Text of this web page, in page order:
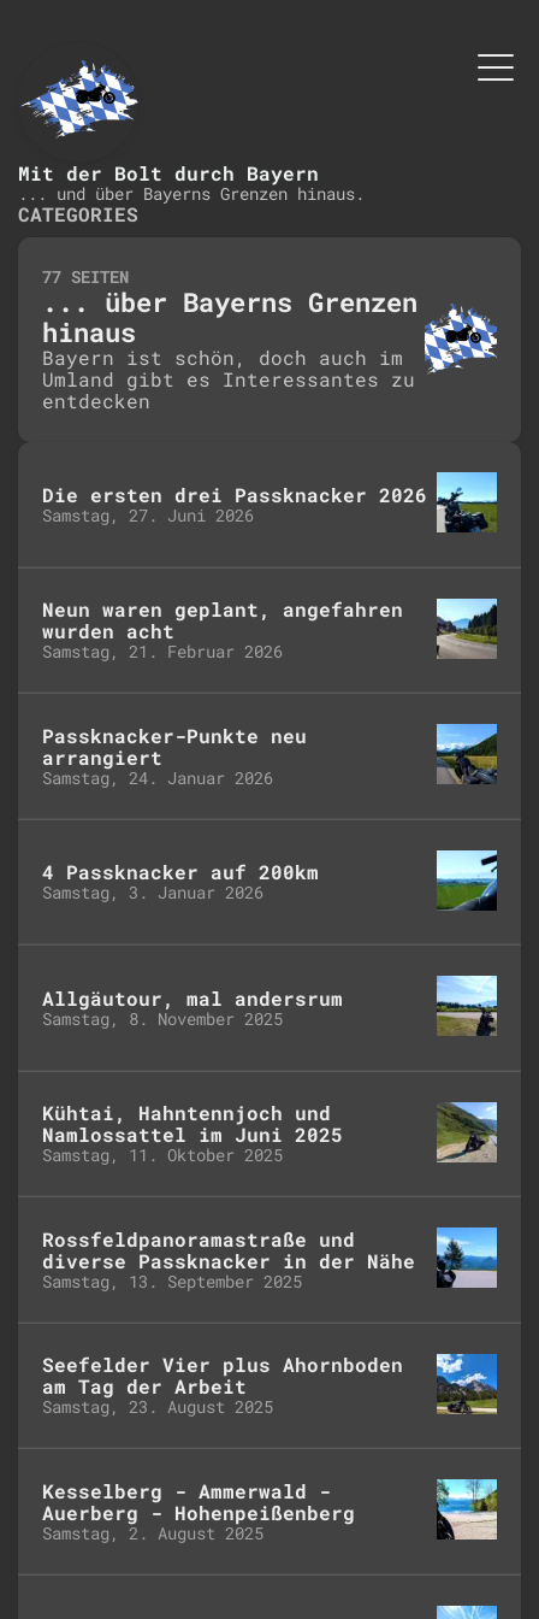
Mit der Bolt durch Bayern
... und über Bayerns Grenzen hinaus.
CATEGORIES
77 SEITEN
... über Bayerns Grenzen
hinaus
Bayern ist schön, doch auch im
Umland gibt es Interessantes zu
entdecken
Die ersten drei Passknacker 2026
Samstag, 27. Juni 2026
Neun waren geplant, angefahren
wurden acht
Samstag, 21. Februar 2026
Passknacker-Punkte neu
arrangiert
Samstag, 24. Januar 2026
4 Passknacker auf 200km
Samstag, 3. Januar 2026
Allgäutour, mal andersrum
Samstag, 8. November 2025
Kühtai, Hahntennjoch und
Namlossattel im Juni 2025
Samstag, 11. Oktober 2025
Rossfeldpanoramastraße und
diverse Passknacker in der Nähe
Samstag, 13. September 2025
Seefelder Vier plus Ahornboden
am Tag der Arbeit
Samstag, 23. August 2025
Kesselberg - Ammerwald -
Auerberg - Hohenpeißenberg
Samstag, 2. August 2025